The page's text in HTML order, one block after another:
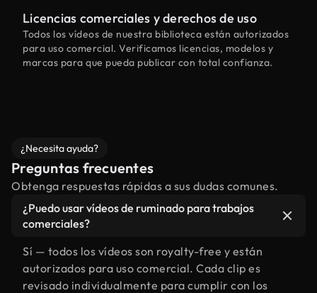
Licencias comerciales y derechos de uso
Todos los vídeos de nuestra biblioteca están autorizados
para uso comercial. Verificamos licencias, modelos y
marcas para que pueda publicar con total confianza.
¿Necesita ayuda?
Preguntas frecuentes
Obtenga respuestas rápidas a sus dudas comunes.
¿Puedo usar vídeos de ruminado para trabajos
comerciales?
Sí — todos los vídeos son royalty-free y están
autorizados para uso comercial. Cada clip es
revisado individualmente para cumplir con los